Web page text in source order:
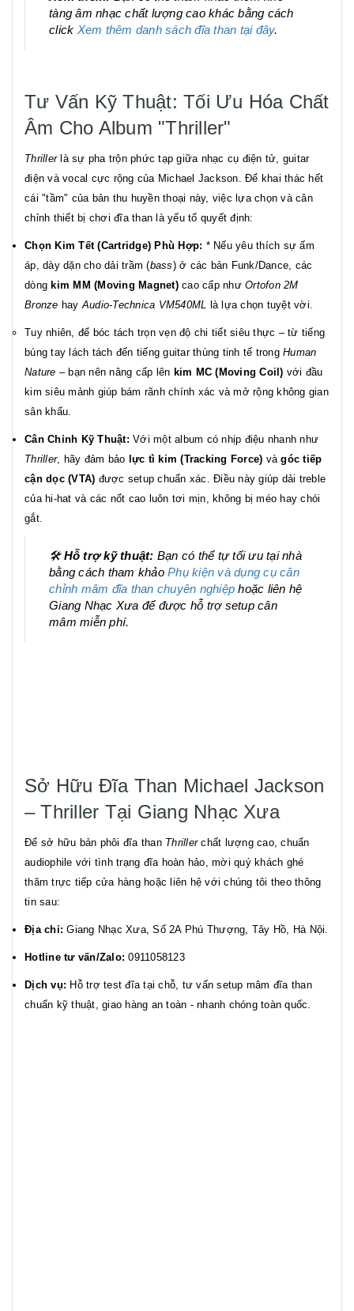
tàng âm nhạc chất lượng cao khác bằng cách
click Xem thêm danh sách đĩa than tại đây.
Tư Vấn Kỹ Thuật: Tối Ưu Hóa Chất
Âm Cho Album "Thriller"
Thrillerlà sự pha trộn phức tạp giữa nhạc cụ điện tử, guitar
điện và vocal cực rộng của Michael Jackson. Để khai thác hết
cái "tầm" của bản thu huyền thoại này, việc lựa chọn và cân
chỉnh thiết bị chơi đĩa than là yếu tố quyết định:
Chọn Kim Tết (Cartridge) Phù Hợp: * Nếu yêu thích sự ấm
áp, dày dặn cho dải trầm (bass) ở các bản Funk/Dance, các
dòng kim MM (Moving Magnet)cao cấp như Ortofon 2M
Bronze hay Audio-Technica VM540ML là lựa chọn tuyệt vời.
Tuy nhiên, để bóc tách trọn vẹn độ chi tiết siêu thực – từ tiếng
búng tay lách tách đến tiếng guitar thùng tinh tế trong Human
Nature – bạn nên nâng cấp lên kim MC (Moving Coil) với đầu
kim siêu mảnh giúp bám rãnh chính xác và mở rộng không gian
sân khấu.
Cân Chỉnh Kỹ Thuật: Với một album có nhịp điệu nhanh như
Thriller, hãy đảm bảo lực tì kim (Tracking Force) vàgóc tiếp
cận dọc (VTA) được setup chuẩn xác. Điều này giúp dải treble
của hi-hat và các nốt cao luôn tơi mịn, không bị méo hay chói
gắt.
🛠️Hỗ trợ kỹ thuật: Bạn có thể tự tối ưu tại nhà
bằng cách tham khảo Phụ kiện và dụng cụ cân
chỉnh mâm đĩa than chuyên nghiệp hoặc liên hệ
Giang Nhạc Xưa để được hỗ trợ setup cân
mâm miễn phí.
Sở Hữu Đĩa Than Michael Jackson
– Thriller Tại Giang Nhạc Xưa
Để sở hữu bản phôi đĩa than Thrillerchất lượng cao, chuẩn
audiophile với tình trạng đĩa hoàn hảo, mời quý khách ghé
thăm trực tiếp cửa hàng hoặc liên hệ với chúng tôi theo thông
tin sau:
Địa chỉ: Giang Nhạc Xưa, Số 2A Phú Thượng, Tây Hồ, Hà Nội.
Hotline tư vấn/Zalo: 0911058123
Dịch vụ: Hỗ trợ test đĩa tại chỗ, tư vấn setup mâm đĩa than
chuẩn kỹ thuật, giao hàng an toàn - nhanh chóng toàn quốc.